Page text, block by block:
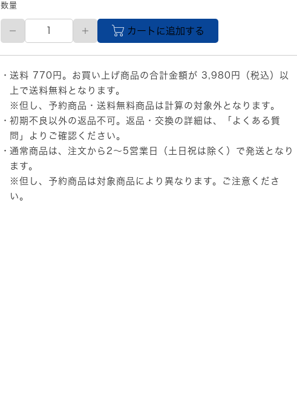
数量
XL
イ
ズ
メ
ン
ズ
PF00617
BONE
個
カートに追加する
送料 770円。お買い上げ商品の合計金額が 3,980円（税込）以
上で送料無料となります。
※但し、予約商品・送料無料商品は計算の対象外となります。
初期不良以外の返品不可。返品・交換の詳細は、
「よくある質
問」
よりご確認ください。
通常商品は、注文から2～5営業日（土日祝は除く）で発送となり
ます。
※但し、予約商品は対象商品により異なります。ご注意くださ
い。